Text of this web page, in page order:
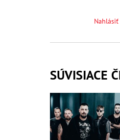
SÚVISIACE